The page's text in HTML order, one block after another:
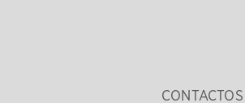
CONTACTOS